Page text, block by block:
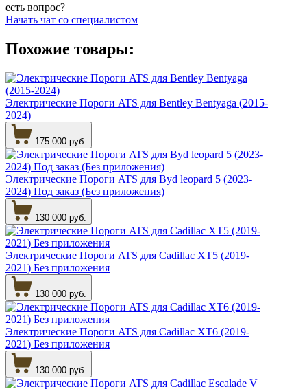
есть вопрос?
Начать чат со специалистом
Похожие товары:
Электрические Пороги ATS для Bentley Bentyaga (2015-
2024)
175 000 руб.
Электрические Пороги ATS для Byd leopard 5 (2023-
2024) Под заказ (Без приложения)
130 000 руб.
Электрические Пороги ATS для Cadillac XT5 (2019-
2021) Без приложения
130 000 руб.
Электрические Пороги ATS для Cadillac XT6 (2019-
2021) Без приложения
130 000 руб.